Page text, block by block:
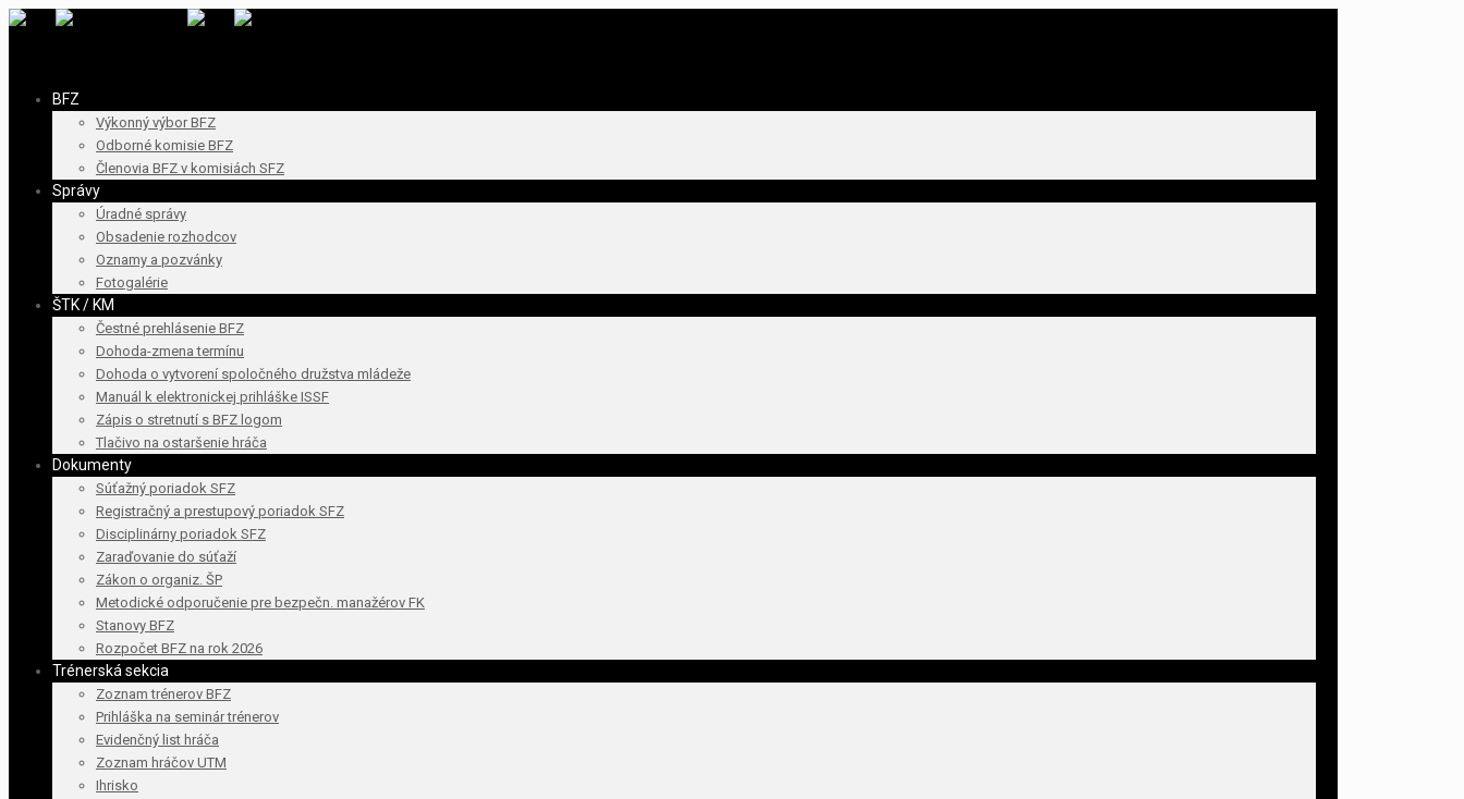
BFZ
Výkonný výbor BFZ
Odborné komisie BFZ
Členovia BFZ v komisiách SFZ
Správy
Úradné správy
Obsadenie rozhodcov
Oznamy a pozvánky
Fotogalérie
ŠTK / KM
Čestné prehlásenie BFZ
Dohoda-zmena termínu
Dohoda o vytvorení spoločného družstva mládeže
Manuál k elektronickej prihláške ISSF
Zápis o stretnutí s BFZ logom
Tlačivo na ostaršenie hráča
Dokumenty
Súťažný poriadok SFZ
Registračný a prestupový poriadok SFZ
Disciplinárny poriadok SFZ
Zaraďovanie do súťaží
Zákon o organiz. ŠP
Metodické odporučenie pre bezpečn. manažérov FK
Stanovy BFZ
Rozpočet BFZ na rok 2026
Trénerská sekcia
Zoznam trénerov BFZ
Prihláška na seminár trénerov
Evidenčný list hráča
Zoznam hráčov UTM
Ihrisko